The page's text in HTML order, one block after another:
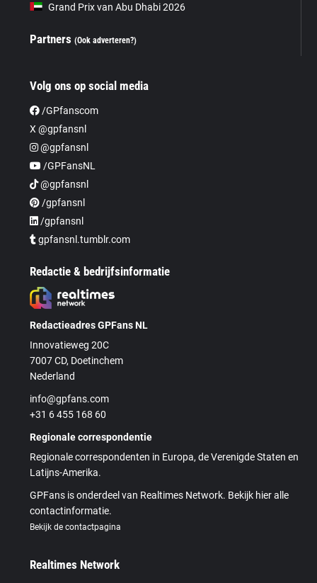
Grand Prix van Abu Dhabi 2026
Partners(Ook adverteren?)
Volg ons op social media
/GPfanscom
X @gpfansnl
@gpfansnl
/GPFansNL
@gpfansnl
/gpfansnl
/gpfansnl
gpfansnl.tumblr.com
Redactie & bedrijfsinformatie
Redactieadres GPFans NL
Innovatieweg 20C
7007 CD, Doetinchem
Nederland
info@gpfans.com
+31 6 455 168 60
Regionale correspondentie
Regionale correspondenten in Europa, de Verenigde Staten en
Latijns-Amerika.
GPFans is onderdeel van Realtimes Network. Bekijk hier alle
contactinformatie.
Bekijk de contactpagina
Realtimes Network